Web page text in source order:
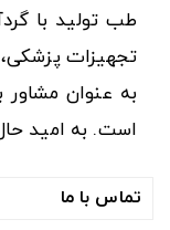
طب تولید با
تجهیزات
به عنوان
است. به امید
تماس با ما